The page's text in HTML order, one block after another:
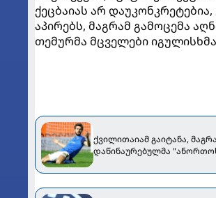
ქეცბაიას არ დაუკონკრეტებია,
აპირებს, მაგრამ გამოცემა
თემურმა მცველები
ქვილითაიამ გაიტანა,
დაწინაურებულმა